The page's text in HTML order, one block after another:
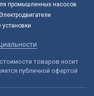
промышленных насосов
Электродвигатели
товаров носит
публичной офертой